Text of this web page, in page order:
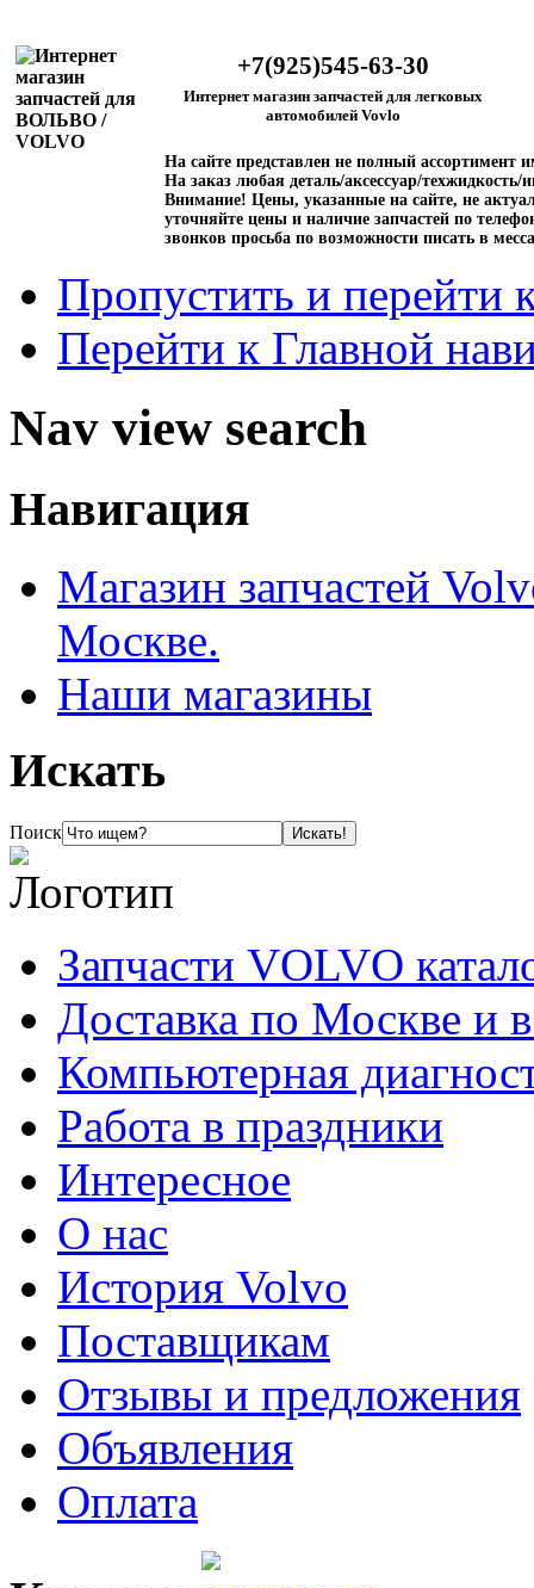
+7(925)545-63-30
Интернет магазин запчастей для легковых
автомобилей Vovlo
На сайте представлен не полный ассортимент
На заказ любая деталь/аксессуар/техжидкость/
Внимание! Цены, указанные на сайте, не
уточняйте цены и наличие запчастей по
звонков просьба по возможности писать в
Пропустить и перейти
Перейти к Главной
Nav view search
Навигация
Магазин запчастей
Москве.
Наши магазины
Искать
Поиск
Запчасти VOLVO
Доставка по Москве и
Компьютерная
Работа в праздники
Интересное
О нас
История Volvo
Поставщикам
Отзывы и предложения
Объявления
Оплата